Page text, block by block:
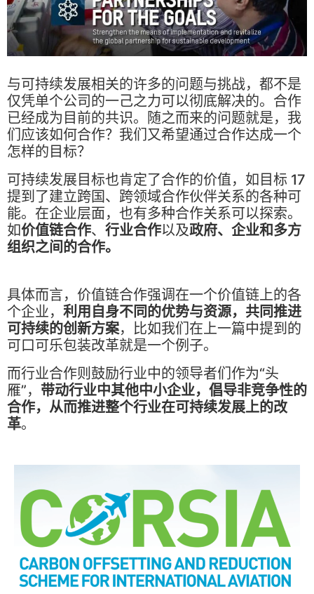
与可持续发展相关的许多的问题与挑战，都不是
仅凭单个公司的一己之力可以彻底解决的。合作
已经成为目前的共识。随之而来的问题就是，我
们应该如何合作？我们又希望通过合作达成一个
怎样的目标？
可持续发展目标也肯定了合作的价值，如目标 17
提到了建立跨国、跨领域合作伙伴关系的各种可
能。在企业层面，也有多种合作关系可以探索。
如价值链合作、 行业合作以及政府、企业和多方
组织之间的合作。
具体而言，价值链合作强调在一个价值链上的各
个企业， 利用自身不同的优势与资源，共同推进
可持续的创新方案，比如我们在上一篇中提到的
可口可乐包装改革就是一个例子。
而行业合作则鼓励行业中的领导者们作为“头
雁”， 带动行业中其他中小企业，倡导非竞争性的
合作，从而推进整个行业在可持续发展上的改
革。